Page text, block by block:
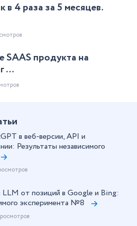
в 4 раза за 5 месяцев.
SAAS продукта на
...
в веб-версии, API и
Результаты независимого
LLM от позиций в Google и Bing:
эксперимента №8